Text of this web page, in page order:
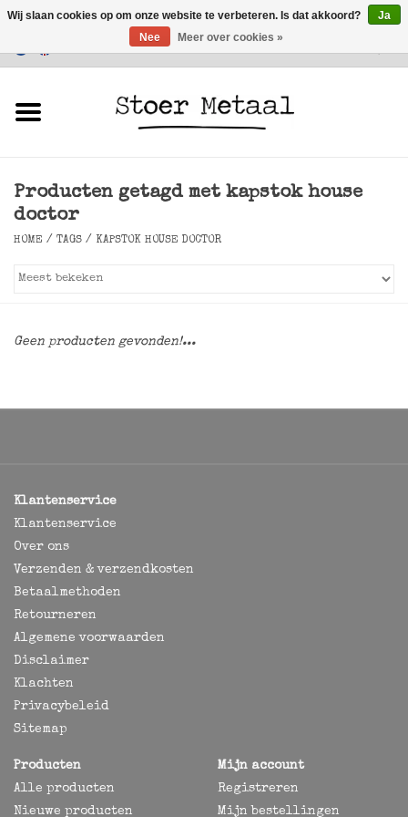
Klantenservice
Verlichting
Accessoires
Producten getagd met kapstok house
doctor
HOME / TAGS / KAPSTOK HOUSE DOCTOR
Geen producten gevonden!...
Klantenservice
Klantenservice
Over ons
Verzenden & verzendkosten
Betaalmethoden
Retourneren
Algemene voorwaarden
Disclaimer
Klachten
Privacybeleid
Sitemap
Producten
Alle producten
Nieuwe producten
Mijn account
Registreren
Mijn bestellingen
Wij slaan cookies op om onze website te verbeteren. Is dat akkoord?
Ja
Nee
Meer over cookies »